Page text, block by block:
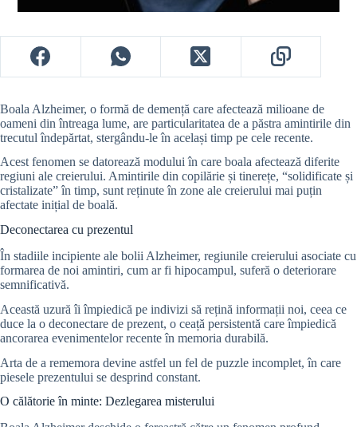
Boala Alzheimer, o formă de demență care afectează milioane de
oameni din întreaga lume, are particularitatea de a păstra amintirile din
trecutul îndepărtat, stergându-le în același timp pe cele recente.
Acest fenomen se datorează modului în care boala afectează diferite
regiuni ale creierului. Amintirile din copilărie și tinerețe, “solidificate și
cristalizate” în timp, sunt reținute în zone ale creierului mai puțin
afectate inițial de boală.
Deconectarea cu prezentul
În stadiile incipiente ale bolii Alzheimer, regiunile creierului asociate cu
formarea de noi amintiri, cum ar fi hipocampul, suferă o deteriorare
semnificativă.
Această uzură îi împiedică pe indivizi să rețină informații noi, ceea ce
duce la o deconectare de prezent, o ceață persistentă care împiedică
ancorarea evenimentelor recente în memoria durabilă.
Arta de a rememora devine astfel un fel de puzzle incomplet, în care
piesele prezentului se desprind constant.
O călătorie în minte: Dezlegarea misterului